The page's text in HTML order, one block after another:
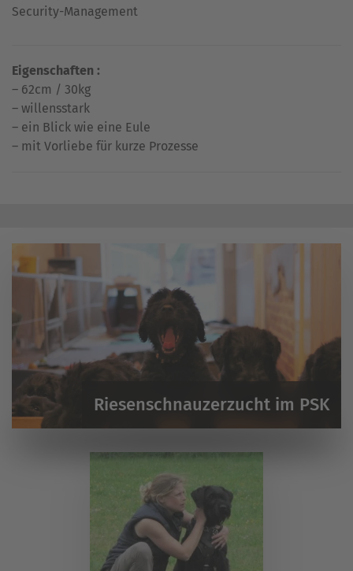
Security-Management
Eigenschaften :
– 62cm / 30kg
– willensstark
– ein Blick wie eine Eule
– mit Vorliebe für kurze Prozesse
Riesenschnauzerzucht im PSK